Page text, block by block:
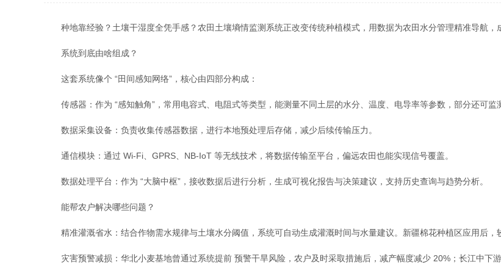
种地靠经验？土壤干湿度全凭手感？农田土壤墒情监测系统正改变传统种植模式，用数据为农田水分管理精准导航，成
系统到底由啥组成？
这套系统像个 “田间感知网络”，核心由四部分构成：
传感器：作为 “感知触角”，常用电容式、电阻式等类型，能测量不同土层的水分、温度、电导率等参数，部分还可监
数据采集设备：负责收集传感器数据，进行本地预处理后存储，减少后续传输压力。
通信模块：通过 Wi-Fi、GPRS、NB-IoT 等无线技术，将数据传输至平台，偏远农田也能实现信号覆盖。
数据处理平台：作为 “大脑中枢”，接收数据后进行分析，生成可视化报告与决策建议，支持历史查询与趋势分析。
能帮农户解决哪些问题？
精准灌溉省水：结合作物需水规律与土壤水分阈值，系统可自动生成灌溉时间与水量建议。新疆棉花种植区应用后，
灾害预警减损：华北小麦基地曾通过系统提前 预警干旱风险，农户及时采取措施后，减产幅度减少 20%；长江中下游